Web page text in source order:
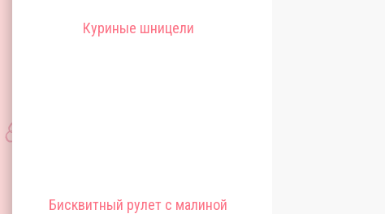
Куриные шницели
Бисквитный рулет с малиной